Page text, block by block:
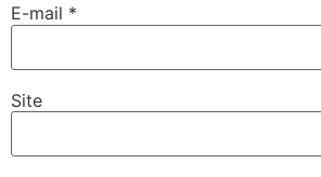
E-mail *
Site